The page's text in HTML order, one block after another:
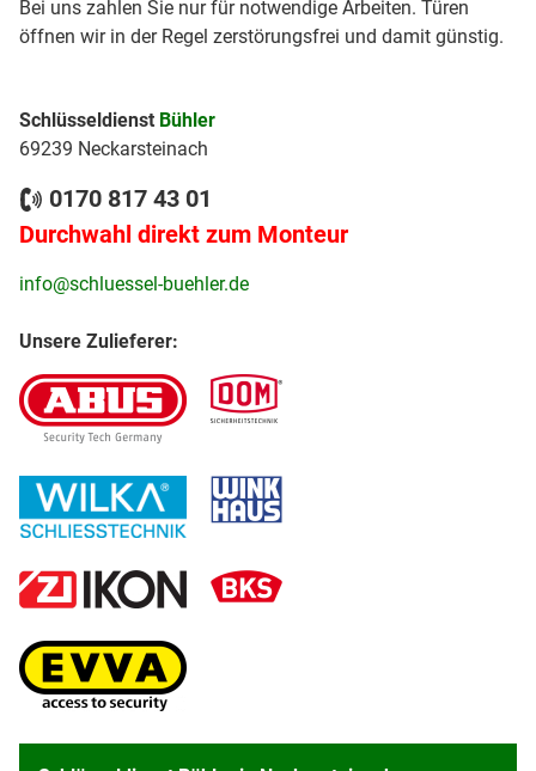
Bei uns zahlen Sie nur für notwendige Arbeiten. Türen
öffnen wir in der Regel zerstörungsfrei und damit günstig.
Schlüsseldienst Bühler
69239 Neckarsteinach
0170 817 43 01
Durchwahl direkt zum Monteur
info@schluessel-buehler.de
Unsere Zulieferer: